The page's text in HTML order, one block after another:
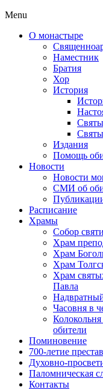
Menu
О монастыре
Наместник
Братия
Хор
История
Издания
Помощь
Новости
Новости
СМИ об
Расписание
Храмы
Собор
Храм
Храм
Храм
Храм
Павла
Часовня в
обители
Поминовение
700-летие
Духовно-
Паломническая
Контакты